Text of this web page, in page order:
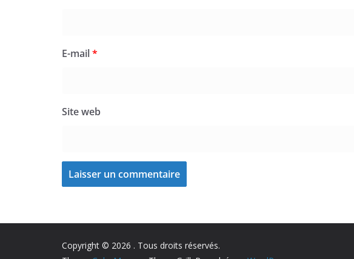
E-mail*
Site web
Copyright © 2026 . Tous droits réservés.